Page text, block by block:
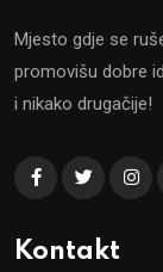
Mjesto gdje se
promovišu dobre
i nikako drugačije!
Kontakt